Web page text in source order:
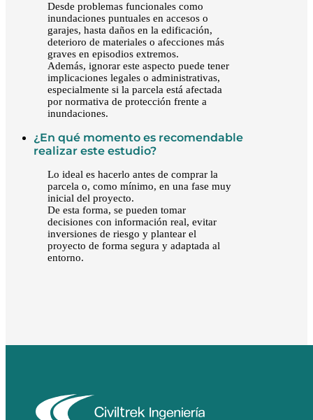
Desde problemas funcionales como
inundaciones puntuales en accesos o
garajes, hasta daños en la edificación,
deterioro de materiales o afecciones más
graves en episodios extremos.
Además, ignorar este aspecto puede tener
implicaciones legales o administrativas,
especialmente si la parcela está afectada
por normativa de protección frente a
inundaciones.
¿En qué momento es recomendable
realizar este estudio?
Lo ideal es hacerlo antes de comprar la
parcela o, como mínimo, en una fase muy
inicial del proyecto.
De esta forma, se pueden tomar
decisiones con información real, evitar
inversiones de riesgo y plantear el
proyecto de forma segura y adaptada al
entorno.